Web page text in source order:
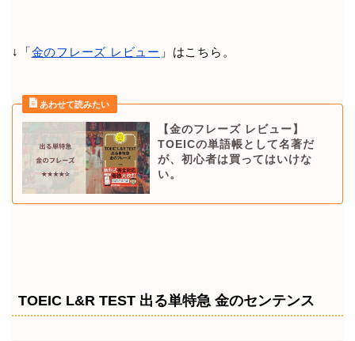
↓「 金のフレーズ レビュー 」はこちら。
【金のフレーズ レビュー】
TOEICの単語帳として名著だ
が、初心者は買ってはいけな
い。
TOEIC L&R TEST 出る単特急 金のセンテンス